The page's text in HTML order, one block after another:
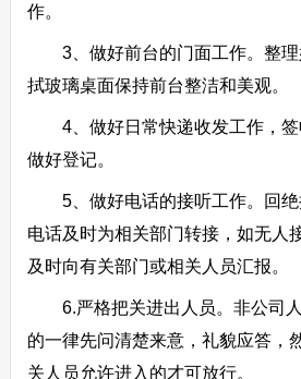
作。
3、做好前台的门面工作。整理
拭玻璃桌面保持前台整洁和美观。
4、做好日常快递收发工作，签
做好登记。
5、做好电话的接听工作。回绝
电话及时为相关部门转接，如无人
及时向有关部门或相关人员汇报。
6.严格把关进出人员。非公司人
的一律先问清楚来意，礼貌应答，
关人员允许进入的才可放行。